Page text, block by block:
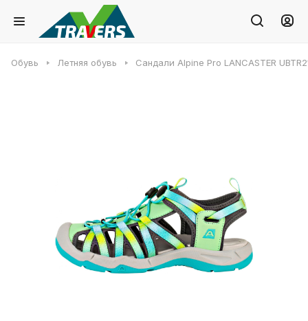
Обувь Летняя обувь Сандали Alpine Pro LANCASTER